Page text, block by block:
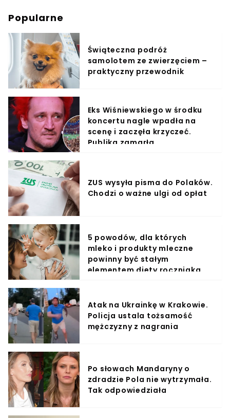
Popularne
Świąteczna podróż
samolotem ze zwierzęciem –
praktyczny przewodnik
Eks Wiśniewskiego w środku
koncertu nagle wpadła na
scenę i zaczęła krzyczeć.
Publika zamarła
ZUS wysyła pisma do Polaków.
Chodzi o ważne ulgi od opłat
5 powodów, dla których
mleko i produkty mleczne
powinny być stałym
elementem diety roczniaka
Atak na Ukrainkę w Krakowie.
Policja ustala tożsamość
mężczyzny z nagrania
Po słowach Mandaryny o
zdradzie Pola nie wytrzymała.
Tak odpowiedziała